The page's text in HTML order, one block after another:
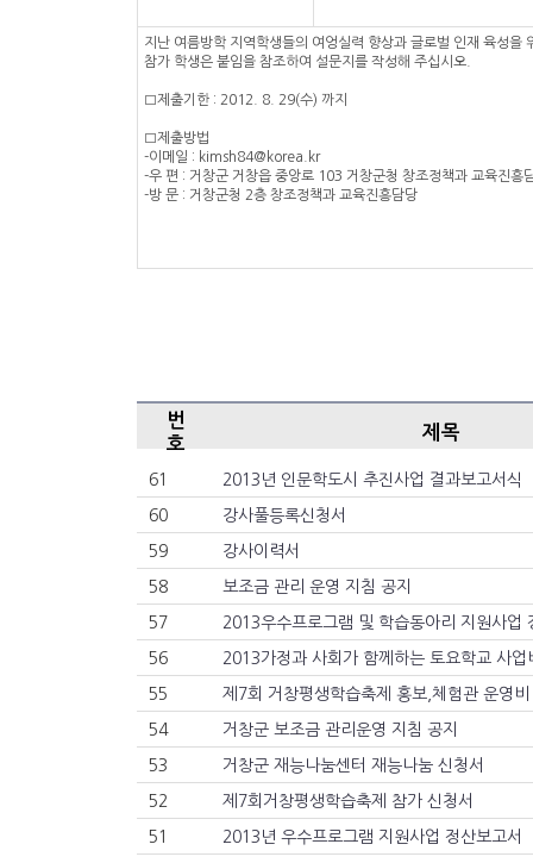
지난 여름방학 지역학생들의 여엉실력 향상과 글로벌 인재 육성
참가 학생은 붙임을 참조하여 설문지를 작성해 주십시오.
□제출기한 : 2012. 8. 29(수) 까지
□제출방법
-이메일 : kimsh84@korea.kr
-우 편 : 거창군 거창읍 중앙로 103 거창군청 창조정책과 교육진흥
-방 문 : 거창군청 2층 창조정책과 교육진흥담당
번
호
제목
61 2013년 인문학도시 추진사업 결과보고서식
60 강사풀등록신청서
59 강사이력서
58 보조금 관리 운영 지침 공지
57 2013우수프로그램 및 학습동아리 지원사업
56 2013가정과 사회가 함께하는 토요학교 사업
55 제7회 거창평생학습축제 홍보,체험관 운영
54 거창군 보조금 관리운영 지침 공지
53 거창군 재능나눔센터 재능나눔 신청서
52 제7회거창평생학습축제 참가 신청서
51 2013년 우수프로그램 지원사업 정산보고서